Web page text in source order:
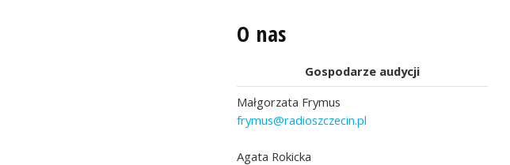
O nas
Gospodarze audycji
Małgorzata Frymus
frymus@radioszczecin.pl
Agata Rokicka